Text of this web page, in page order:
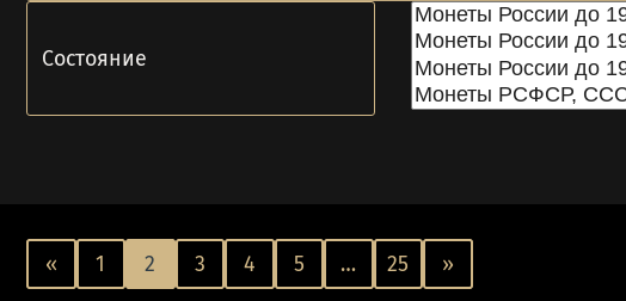
« 1 2 3 4 5 … 25 »